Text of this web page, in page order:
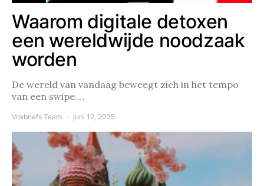
Waarom digitale detoxen
een wereldwijde noodzaak
worden
De wereld van vandaag beweegt zich in het tempo
van een swipe.…
Voxbriefs Team juni 12, 2025